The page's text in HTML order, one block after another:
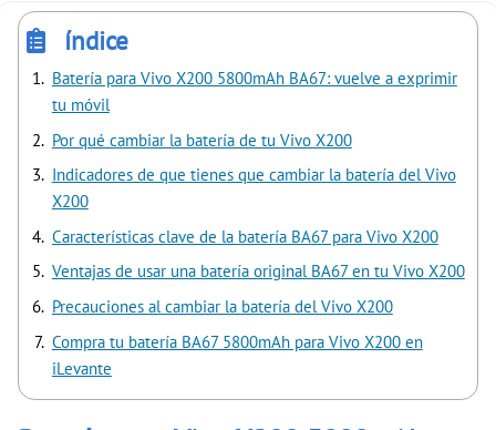
índice
Batería para Vivo X200 5800mAh BA67: vuelve a exprimir
tu móvil
Por qué cambiar la batería de tu Vivo X200
Indicadores de que tienes que cambiar la batería del Vivo
X200
Características clave de la batería BA67 para Vivo X200
Ventajas de usar una batería original BA67 en tu Vivo X200
Precauciones al cambiar la batería del Vivo X200
Compra tu batería BA67 5800mAh para Vivo X200 en
iLevante